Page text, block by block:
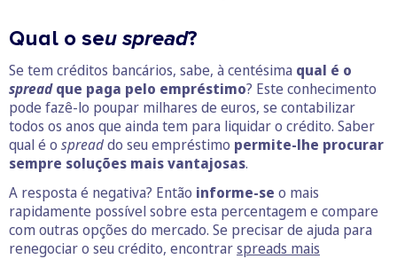
Qual o seu spread?
Se tem créditos bancários, sabe, à centésima qual é o
spreadque paga pelo empréstimo? Este conhecimento
pode fazê-lo poupar milhares de euros, se contabilizar
todos os anos que ainda tem para liquidar o crédito. Saber
qual é o spreaddo seu empréstimo permite-lhe procurar
sempre soluções mais vantajosas.
A resposta é negativa? Então informe-se o mais
rapidamente possível sobre esta percentagem e compare
com outras opções do mercado. Se precisar de ajuda para
renegociar o seu crédito, encontrarspreads mais